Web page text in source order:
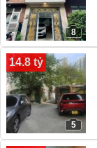
8
14.8 tỷ
5